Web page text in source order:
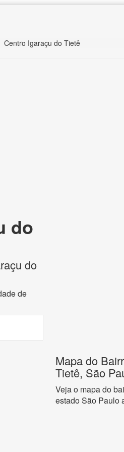
Centro Igaraçu do Tietê
do
do
de
Mapa do
Tietê, São
Veja o mapa do
estado São Paulo